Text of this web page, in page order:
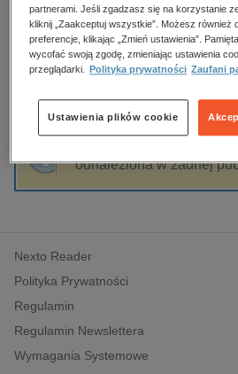
budownictwo, aranżacja
biznesowe, branżowe,
dzienniki
edukacja
hobby, sport, rozrywka
komputery, internet,
polityka, społeczno-
psychologiczne
inne
popularno-naukowe
historia
Wydawnictwo Port
Sortowanie
odnaleziona w żadnej
Nexto Reader
Polityka Prywatności
Regulamin
Regulamin Newslettera
Wymagania Systemowe
partnerami. Jeśli zgadzasz się na korzystanie
kliknij „Zaakceptuj wszystkie”. Możesz również
preferencje, klikając „Zmień ustawienia”.
wycofać swoją zgodę, zmieniając ustawienia
przeglądarki.
Polityka prywatności Zaufani
Ustawienia plików cookie